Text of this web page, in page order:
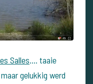
Salles.... taaie
gelukkig werd